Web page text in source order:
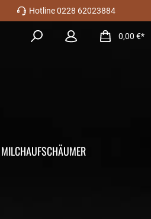
Hotline 0228 62023884
0,00 €*
MILCHAUFSCHÄUMER